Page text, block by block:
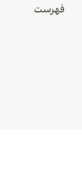
فهرست